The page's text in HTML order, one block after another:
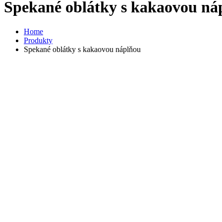
Spekané oblátky s kakaovou
Home
Produkty
Spekané oblátky s kakaovou náplňou